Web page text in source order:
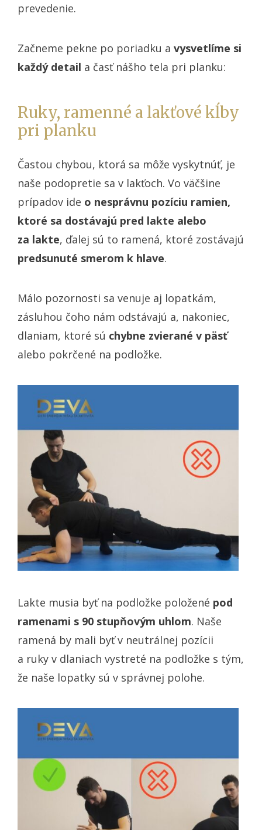
prevedenie.
Začneme pekne po poriadku a vysvetlíme si
každý detail a časť nášho tela pri planku:
Ruky, ramenné a lakťové kĺby
pri planku
Častou chybou, ktorá sa môže vyskytnúť, je
naše podopretie sa v lakťoch. Vo väčšine
prípadov ide o nesprávnu pozíciu ramien,
ktoré sa dostávajú pred lakte alebo
za lakte, ďalej sú to ramená, ktoré zostávajú
predsunuté smerom k hlave.
Málo pozornosti sa venuje aj lopatkám,
zásluhou čoho nám odstávajú a, nakoniec,
dlaniam, ktoré sú chybne zvierané v päsť
alebo pokrčené na podložke.
Lakte musia byť na podložke položené pod
ramenami s 90 stupňovým uhlom. Naše
ramená by mali byť v neutrálnej pozícii
a ruky v dlaniach vystreté na podložke s tým,
že naše lopatky sú v správnej polohe.